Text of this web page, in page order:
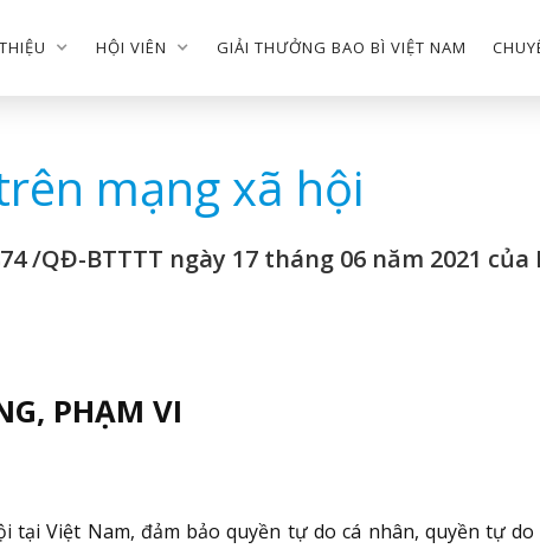
HỘI VIÊN GIẢI THƯỞNG BAO BÌ VIỆT NAM
mạng xã hội
/QĐ-BTTTT ngày 17 tháng 06 năm 2021
PHẠM VI
Việt Nam, đảm bảo quyền tự do cá nhân, quyền tự